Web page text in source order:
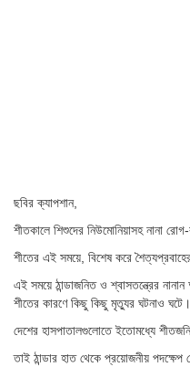
ছবির ক্যাপশান,
শীতকালে শিশুদের নিউমোনিয়াসহ নানা
শীতের এই সময়ে, বিশেষ করে
এই সময়ে ঠান্ডাজনিত ও শ্বাসতন্ত্রের
শীতের কারণে কিছু কিছু মৃত্যুর ঘটনাও ঘটে।
দেশের হাসপাতালগুলোতে ইতোমধ্যে
তাই ঠান্ডার হাত থেকে প্রয়োজনীয়